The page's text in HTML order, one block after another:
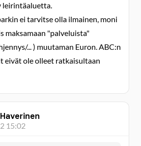
leirintäaluetta.
ei tarvitse olla ilmainen, moni
maksamaan "palveluista"
... ) muutaman Euron. ABC:n
eivät ole olleet ratkaisultaan
15:02